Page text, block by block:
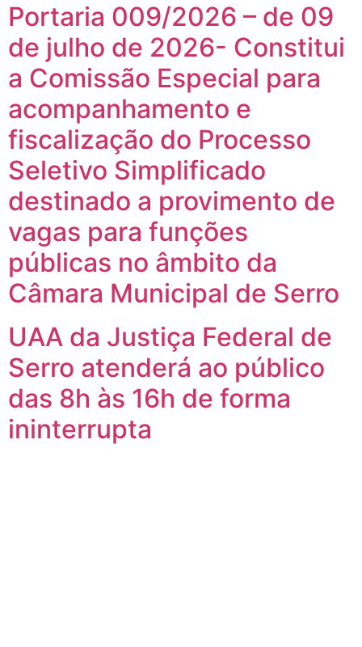
Portaria 009/2026 – de 09
de julho de 2026- Constitui
a Comissão Especial para
acompanhamento e
fiscalização do Processo
Seletivo Simplificado
destinado a provimento de
vagas para funções
públicas no âmbito da
Câmara Municipal de Serro
UAA da Justiça Federal de
Serro atenderá ao público
das 8h às 16h de forma
ininterrupta